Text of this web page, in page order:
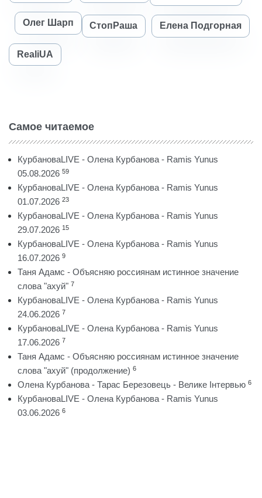
Олег Шарп СтопРаша Елена Подгорная
RealiUA
Самое читаемое
КурбановаLIVE - Олена Курбанова - Ramis Yunus
05.08.2026 59
КурбановаLIVE - Олена Курбанова - Ramis Yunus
01.07.2026 23
КурбановаLIVE - Олена Курбанова - Ramis Yunus
29.07.2026 15
КурбановаLIVE - Олена Курбанова - Ramis Yunus
16.07.2026 9
Таня Адамс - Объясняю россиянам истинное значение
слова "ахуй" 7
КурбановаLIVE - Олена Курбанова - Ramis Yunus
24.06.2026 7
КурбановаLIVE - Олена Курбанова - Ramis Yunus
17.06.2026 7
Таня Адамс - Объясняю россиянам истинное значение
слова "ахуй" (продолжение) 6
Олена Курбанова - Тарас Березовець - Велике Інтервью 6
КурбановаLIVE - Олена Курбанова - Ramis Yunus
03.06.2026 6